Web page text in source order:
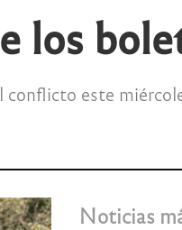
los
conflicto este
Noticias